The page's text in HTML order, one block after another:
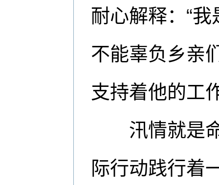
耐心解释：“
不能辜负乡亲
支持着他的工
汛情就是命
际行动践行着